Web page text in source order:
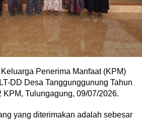
Penerima Manfaat (KPM)
DD Desa Tanggunggunung Tahun
Tulungagung, 09/07/2026.
yang diterimakan adalah sebesar